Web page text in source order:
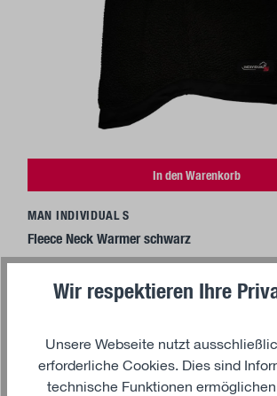
In den Warenkorb
MAN INDIVIDUAL S
Fleece Neck Warmer schwarz
7,04 €* 14,90 €*(52.75% gespart)
Wir respektieren Ihre
Unsere Webseite nutzt
erforderliche Cookies. Dies sind
technische Funktionen